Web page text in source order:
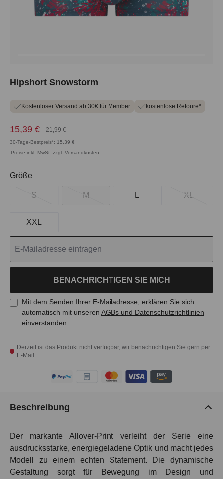
Hipshort Snowstorm
Kostenloser Versand ab 30€ für Member kostenlose Retoure*
15,39 € 21,99 €
30-Tage-Bestpreis*: 15,39 €
Preise inkl. MwSt. zzgl. Versandkosten
Derzeit ist das Produkt nicht verfügbar, wir benachrichtigen Sie gern per
E-Mail
Größe
S M L XL
XXL
BENACHRICHTIGEN SIE MICH
Mit dem Senden Ihrer E-Mailadresse, erklären Sie sich
automatisch mit unseren AGBs und Datenschutzrichtlinien
einverstanden
Beschreibung
Der markante Allover-Print verleiht der Serie eine
ausdrucksstarke, energiegeladene Optik und macht jedes
Modell zu einem echten Statement. Die dynamische
Gestaltung sorgt für Bewegung im Design und